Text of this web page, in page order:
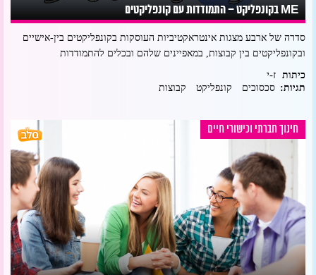
ME בקונפליקט – התמודדות עם קונפליקטים
סדרה של ארבע מצגות אינטראקטיביות העוסקות בקונפליקטים בין-אישיים
ובקונפליקטים בין קבוצות, במאפיינים שלהם ובכלים להתמודדות
כיתות ז-י
תגיות: סכסוכים קונפליקט קבוצות
חינוך חברתי וכישורי חיים